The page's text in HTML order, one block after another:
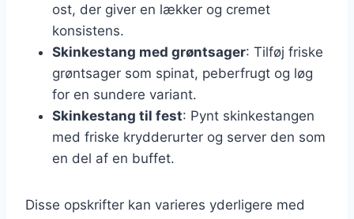
ost, der giver en lækker og cremet
konsistens.
Skinkestang med grøntsager: Tilføj friske
grøntsager som spinat, peberfrugt og løg
for en sundere variant.
Skinkestang til fest: Pynt skinkestangen
med friske krydderurter og server den som
en del af en buffet.
Disse opskrifter kan varieres yderligere med